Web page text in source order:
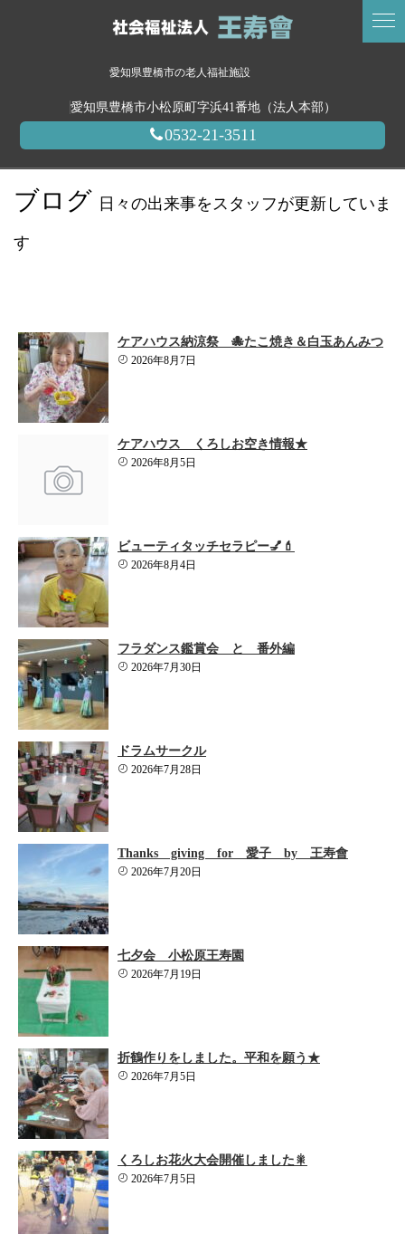
愛知県豊橋市の老人福祉施設
愛知県豊橋市小松原町字浜41番地（法人本部）
0532-21-3511
ブログ 日々の出来事をスタッフが更新していま
す
ケアハウス納涼祭 🐙たこ焼き＆白玉あんみつ
2026年8月7日
ケアハウス くろしお空き情報★
2026年8月5日
ビューティタッチセラピー💅💄
2026年8月4日
フラダンス鑑賞会 と 番外編
2026年7月30日
ドラムサークル
2026年7月28日
Thanks giving for 愛子 by 王寿會
2026年7月20日
七夕会 小松原王寿園
2026年7月19日
折鶴作りをしました。平和を願う★
2026年7月5日
くろしお花火大会開催しました🎇
2026年7月5日